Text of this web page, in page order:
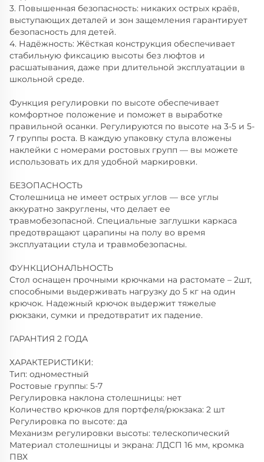
3. Повышенная безопасность: никаких острых краёв,
выступающих деталей и зон защемления гарантирует
безопасность для детей.
4. Надёжность: Жёсткая конструкция обеспечивает
стабильную фиксацию высоты без люфтов и
расшатывания, даже при длительной эксплуатации в
школьной среде.
Функция регулировки по высоте обеспечивает
комфортное положение и поможет в выработке
правильной осанки. Регулируются по высоте на 3-5 и 5-
7 группы роста. В каждую упаковку стула вложены
наклейки с номерами ростовых групп — вы можете
использовать их для удобной маркировки.
БЕЗОПАСНОСТЬ
Столешница не имеет острых углов — все углы
аккуратно закруглены, что делает ее
травмобезопасной. Специальные заглушки каркаса
предотвращают царапины на полу во время
эксплуатации стула и травмобезопасны.
ФУНКЦИОНАЛЬНОСТЬ
Стол оснащен прочными крючками на растомате – 2шт,
способными выдерживать нагрузку до 5 кг на один
крючок. Надежный крючок выдержит тяжелые
рюкзаки, сумки и предотвратит их падение.
ГАРАНТИЯ 2 ГОДА
ХАРАКТЕРИСТИКИ:
Тип: одноместный
Ростовые группы: 5-7
Регулировка наклона столешницы: нет
Количество крючков для портфеля/рюкзака: 2 шт
Регулировка по высоте: да
Механизм регулировки высоты: телескопический
Материал столешницы и экрана: ЛДСП 16 мм, кромка
ПВХ